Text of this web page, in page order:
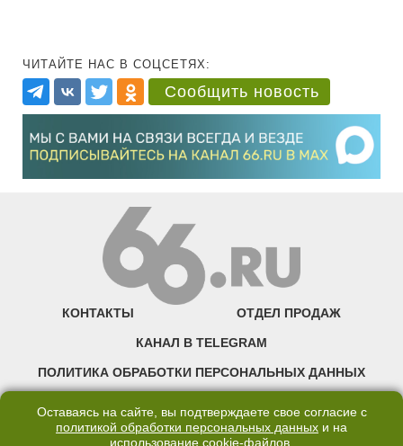
ЧИТАЙТЕ НАС В СОЦСЕТЯХ:
Сообщить новость
КОНТАКТЫ ОТДЕЛ ПРОДАЖ
КАНАЛ В TELEGRAM
ПОЛИТИКА ОБРАБОТКИ ПЕРСОНАЛЬНЫХ ДАННЫХ
©2007—2025 66.RU. Воспроизведение, сообщение, доведение до всеобщего
Оставаясь на сайте, вы подтверждаете свое согласие с
политикой обработки персональных данных и на
использование cookie-файлов